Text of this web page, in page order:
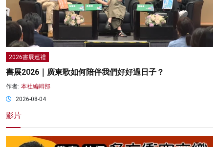
2026書展巡禮
書展2026｜廣東歌如何陪伴我們好好過日子？
作者: 本社編輯部
2026-08-04
影片